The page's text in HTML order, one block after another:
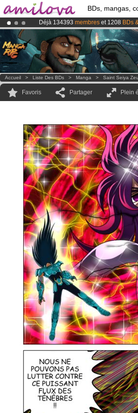
BDs, mangas,
Déjà 134393 membres et 1208 BDs
Abonnement premium: à partir de
LeKickstarter Amilova est désormais
Accueil > Liste Des BDs > Manga > Saint Seiya
Favoris Partager Plein